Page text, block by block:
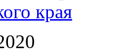
края